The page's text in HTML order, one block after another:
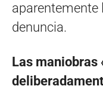
aparentemente
denuncia.
Las